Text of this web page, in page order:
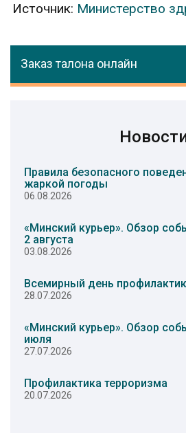
Источник: Министерство
Заказ талона онлайн
Правила безопасного
жаркой погоды
06.08.2026
«Минский курьер». Обзор
2 августа
03.08.2026
Всемирный день
28.07.2026
«Минский курьер». Обзор
июля
27.07.2026
Профилактика терроризма
20.07.2026